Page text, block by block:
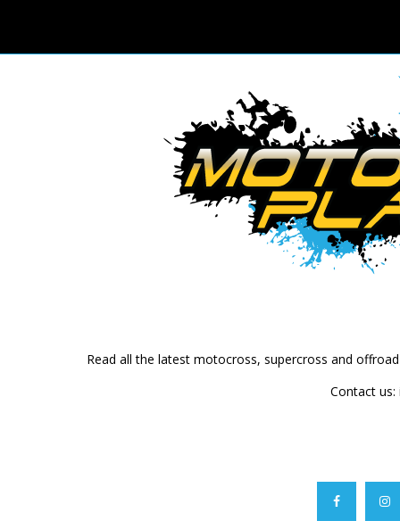
Read all the latest motocross, supercross and
Contact us: